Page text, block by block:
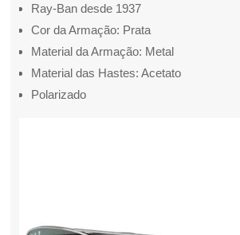
Ray-Ban desde 1937
Cor da Armação: Prata
Material da Armação: Metal
Material das Hastes: Acetato
Polarizado